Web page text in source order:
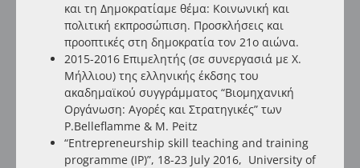
και τη Δημοκρατίαμε θέμα: Κοινωνική και
πολιτική εκπροσώπιση. Προσκλήσεις και
προοπτικές στη δημοκρατία τον 21ο αιώνα.
2015-2016 Επιμελητής (σε συνεργασιά με X.
Μήλλιου) της ελληνικής έκδσης του
ακαδημαϊκού συγγράμματος “Βιομηχανική
Οργάνωση: Αγορές και Στρατηγικές” των
P.Belleflamme & M. Peitz
“Entrepreneurship skill teaching and training
programme (IP)”, 18-23 July 2016, University of